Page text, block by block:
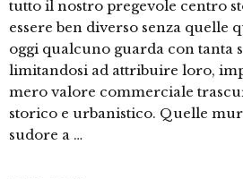
tutto il nostro pregevole centro
essere ben diverso senza quelle
oggi qualcuno guarda con tanta
limitandosi ad attribuire loro,
mero valore commerciale
storico e urbanistico. Quelle
sudore a …